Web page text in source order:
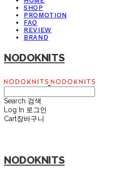
SHOP
PROMOTION
FAQ
REVIEW
BRAND
NODOKNITS
Search 검색
Log In 로그인
Cart장바구니
NODOKNITS